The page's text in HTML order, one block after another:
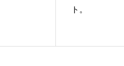
ト。